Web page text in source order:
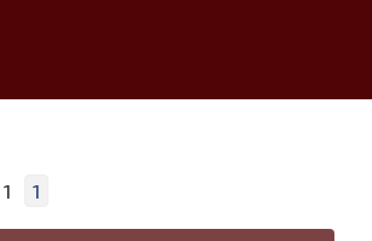
1 1